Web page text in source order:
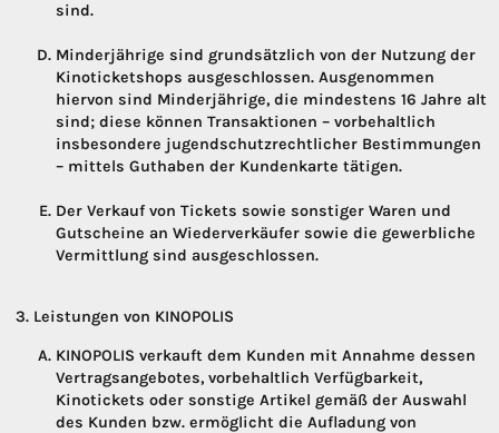
sind.
Minderjährige sind grundsätzlich von der Nutzung der
Kinoticketshops ausgeschlossen. Ausgenommen
hiervon sind Minderjährige, die mindestens 16 Jahre alt
sind; diese können Transaktionen – vorbehaltlich
insbesondere jugendschutzrechtlicher Bestimmungen
– mittels Guthaben der Kundenkarte tätigen.
Der Verkauf von Tickets sowie sonstiger Waren und
Gutscheine an Wiederverkäufer sowie die gewerbliche
Vermittlung sind ausgeschlossen.
Leistungen von KINOPOLIS
KINOPOLIS verkauft dem Kunden mit Annahme dessen
Vertragsangebotes, vorbehaltlich Verfügbarkeit,
Kinotickets oder sonstige Artikel gemäß der Auswahl
des Kunden bzw. ermöglicht die Aufladung von